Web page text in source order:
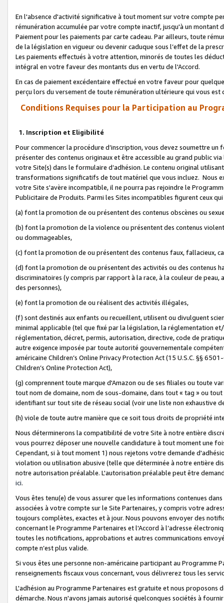
En l'absence d'activité significative à tout moment sur votre compte
rémunération accumulée par votre compte inactif, jusqu'à un montant
Paiement pour les paiements par carte cadeau. Par ailleurs, toute
de la législation en vigueur ou devenir caduque sous l’effet de la
Les paiements effectués à votre attention, minorés de toutes les
intégral en votre faveur des montants dus en vertu de l'Accord.
En cas de paiement excédentaire effectué en votre faveur pour
perçu lors du versement de toute rémunération ultérieure qui vous est
Conditions Requises pour la Participation au
1. Inscription et Eligibilité
Pour commencer la procédure d’inscription, vous devez soumettre
présenter des contenus originaux et être accessible au grand public
votre Site(s) dans le formulaire d’adhésion. Le contenu original
transformations significatifs de tout matériel que vous incluez. Nous
votre Site s'avère incompatible, il ne pourra pas rejoindre le
Publicitaire de Produits. Parmi les Sites incompatibles figurent ceux
(a) font la promotion de ou présentent des contenus obscènes ou
(b) font la promotion de la violence ou présentent des contenus
ou dommageables,
(c) font la promotion de ou présentent des contenus faux, fallacieux,
(d) font la promotion de ou présentent des activités ou des contenus
discriminatoires (y compris par rapport à la race, à la couleur de
des personnes),
(e) font la promotion de ou réalisent des activités illégales,
(f) sont destinés aux enfants ou recueillent, utilisent ou divulguent
minimal applicable (tel que fixé par la législation, la réglementation
réglementation, décret, permis, autorisation, directive, code de
autre exigence imposée par toute autorité gouvernementale
américaine Children’s Online Privacy Protection Act (15 U.S.C. §§
Children’s Online Protection Act),
(g) comprennent toute marque d'Amazon ou de ses filiales ou toute
tout nom de domaine, nom de sous-domaine, dans tout « tag » ou
identifiant sur tout site de réseau social (voir une liste non exhaustive
(h) viole de toute autre manière que ce soit tous droits de propriété
Nous déterminerons la compatibilité de votre Site à notre entière
vous pourrez déposer une nouvelle candidature à tout moment une
Cependant, si à tout moment 1) nous rejetons votre demande
violation ou utilisation abusive (telle que déterminée à notre entière
notre autorisation préalable. L'autorisation préalable peut être
ici.
Vous êtes tenu(e) de vous assurer que les informations contenues
associées à votre compte sur le Site Partenaires, y compris votre
toujours complètes, exactes et à jour. Nous pouvons envoyer des
concernant le Programme Partenaires et l'Accord à l’adresse
toutes les notifications, approbations et autres communications
compte n’est plus valide.
Si vous êtes une personne non-américaine participant au
renseignements fiscaux vous concernant, vous délivrerez tous les
L'adhésion au Programme Partenaires est gratuite et nous proposons
démarche. Nous n'avons jamais autorisé quelconques sociétés à